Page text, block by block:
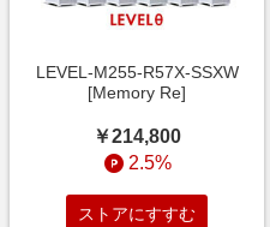
LEVEL-M255-R57X-SSXW
[Memory Re]
￥214,800
2.5%
ストアにすすむ